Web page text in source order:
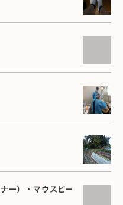
ー）・マウスピー